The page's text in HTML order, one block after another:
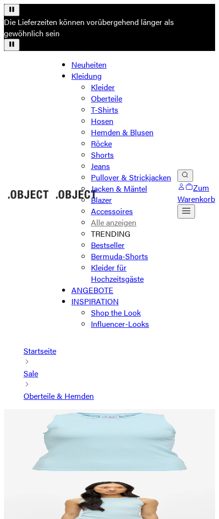
Die Lieferzeiten können vorübergehend länger als
gewöhnlich sein
Neuheiten
Kleidung
Kleider
Oberteile
T-Shirts
Hosen
Hemden & Blusen
Röcke
Shorts
Jeans
Pullover & Strickjacken
Jacken & Mäntel
Blazer
Accessoires
Alle anzeigen
TRENDING
Bestseller
Bermuda-Shorts
Kleider für
Hochzeitsgäste
ANGEBOTE
INSPIRATION
Shop the Look
Influencer-Looks
Zum
Warenkorb
Startseite
Sale
Oberteile & Hemden